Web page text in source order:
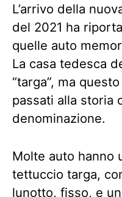
L’arrivo della
del 2021 ha
quelle auto
La casa tedesca
“targa”, ma
passati alla storia
denominazione.
Molte auto hanno
tettuccio targa,
lunotto, fisso, e